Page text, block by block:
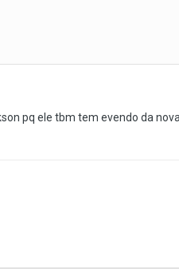
pq ele tbm tem evendo da